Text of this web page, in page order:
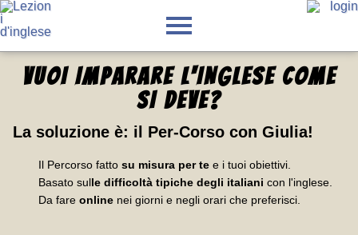
VUOI IMPARARE L'INGLESE COME
SI DEVE?
La soluzione è: il Per-Corso con Giulia!
Il Percorso fatto su misura per te e i tuoi obiettivi.
Basato sulle difficoltà tipiche degli italiani con l'inglese.
Da fare online nei giorni e negli orari che preferisci.